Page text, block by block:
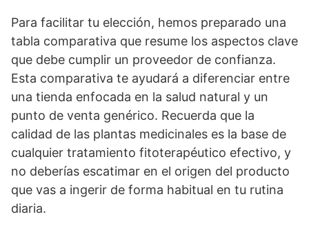
Para facilitar tu elección, hemos preparado una
tabla comparativa que resume los aspectos clave
que debe cumplir un proveedor de confianza.
Esta comparativa te ayudará a diferenciar entre
una tienda enfocada en la salud natural y un
punto de venta genérico. Recuerda que la
calidad de las plantas medicinales es la base de
cualquier tratamiento fitoterapéutico efectivo, y
no deberías escatimar en el origen del producto
que vas a ingerir de forma habitual en tu rutina
diaria.